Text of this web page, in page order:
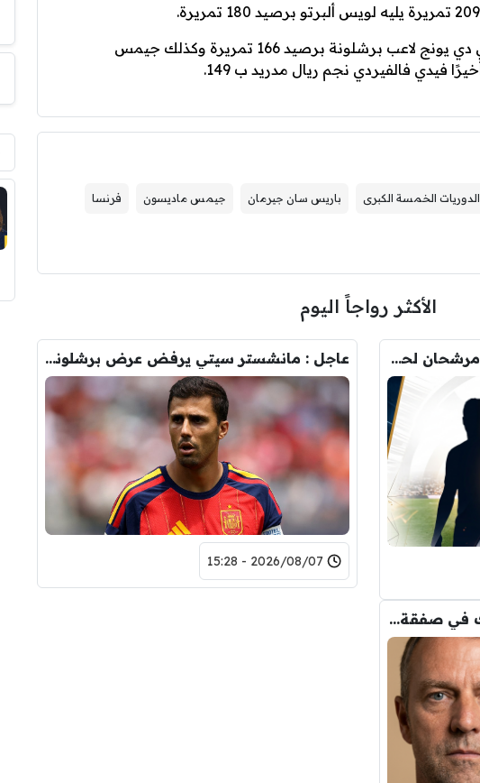
ويأتي في المرتبة الثالثة فرينكي دي يونج لاعب برشلونة برصيد 166 تمريرة وكذلك جيمس
الدوريات الخمسة الكبرى باريس سان جيرمان جيمس ماديسون فرنسا
الأكثر رواجاً اليوم
بعد ضياع صفقة رودري.. لاعبان مرشحان لحل أزمة ريال مدريد عاجل : مانشستر سيتي يرفض عرض برشلونة الاول لضم رودري.. ويسخر من قيمته
2026/08/07 - 15:28
السبب الحقيقي وراء تدخل فليك في صفقة رودري